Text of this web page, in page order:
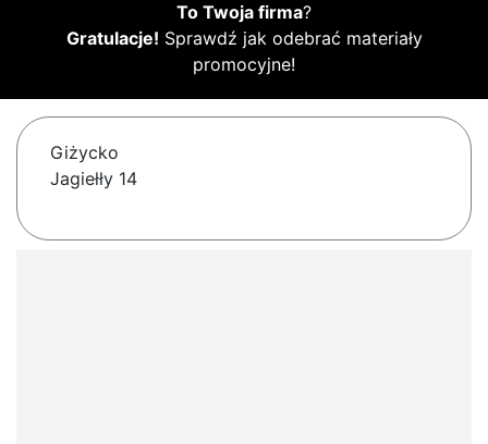
To Twoja firma?
Gratulacje! Sprawdź jak odebrać materiały
promocyjne!
Giżycko
Jagiełły 14